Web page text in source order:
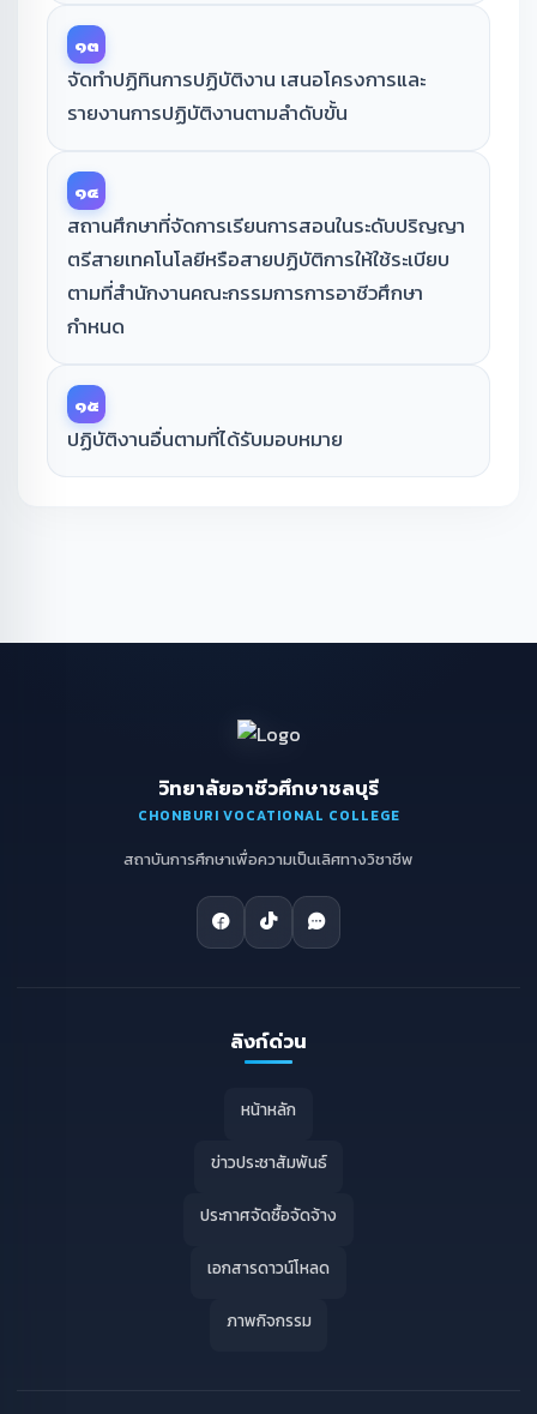
๑๓
จัดทำปฏิทินการปฏิบัติงาน เสนอโครงการและ
รายงานการปฏิบัติงานตามลำดับขั้น
๑๔
สถานศึกษาที่จัดการเรียนการสอนในระดับปริญญา
ตรีสายเทคโนโลยีหรือสายปฏิบัติการให้ใช้ระเบียบ
ตามที่สำนักงานคณะกรรมการการอาชีวศึกษา
กำหนด
๑๕
ปฏิบัติงานอื่นตามที่ได้รับมอบหมาย
วิทยาลัยอาชีวศึกษาชลบุรี
CHONBURI VOCATIONAL COLLEGE
สถาบันการศึกษาเพื่อความเป็นเลิศทางวิชาชีพ
ลิงก์ด่วน
หน้าหลัก
ข่าวประชาสัมพันธ์
ประกาศจัดซื้อจัดจ้าง
เอกสารดาวน์โหลด
ภาพกิจกรรม